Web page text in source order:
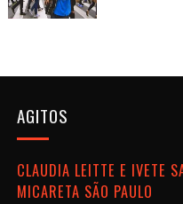
AGITOS
CLAUDIA LEITTE E IVETE
MICARETA SÃO PAULO